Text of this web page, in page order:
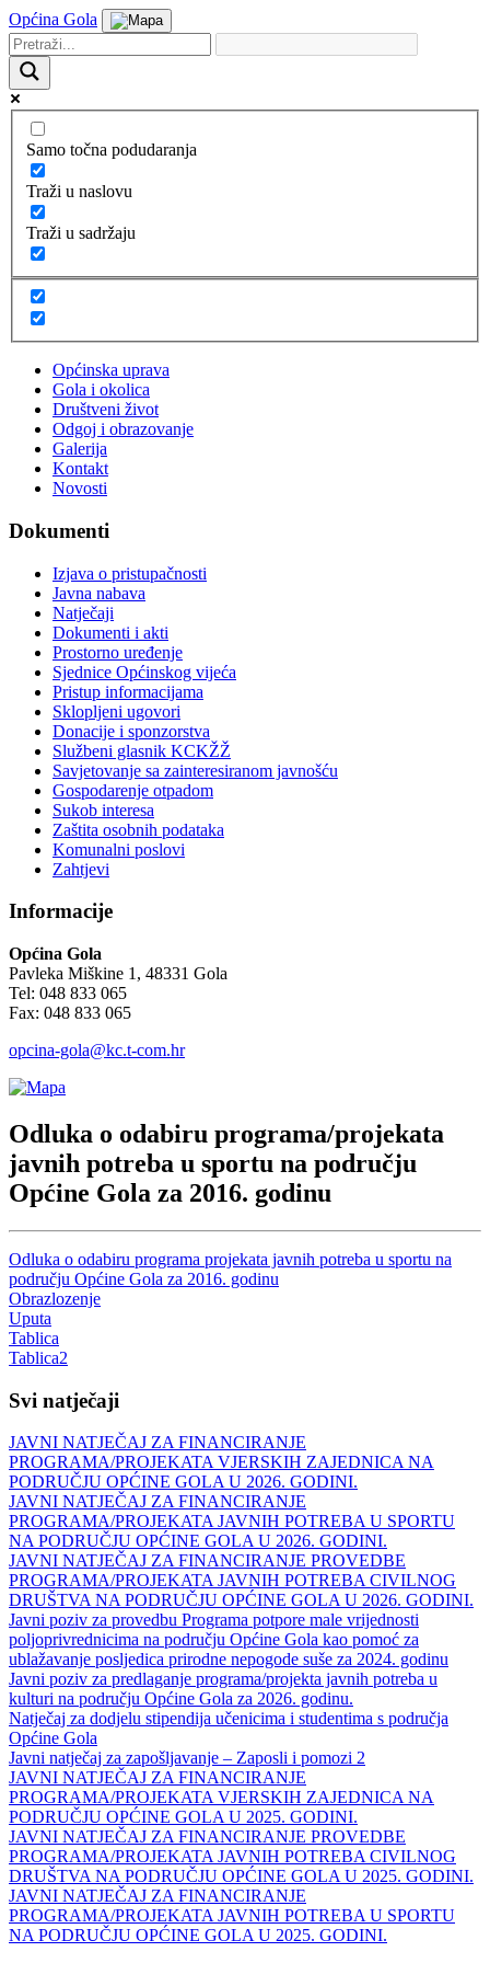
Općina Gola
Samo točna podudaranja
Traži u naslovu
Traži u sadržaju
Općinska uprava
Gola i okolica
Društveni život
Odgoj i obrazovanje
Galerija
Kontakt
Novosti
Dokumenti
Izjava o pristupačnosti
Javna nabava
Natječaji
Dokumenti i akti
Prostorno uređenje
Sjednice Općinskog vijeća
Pristup informacijama
Sklopljeni ugovori
Donacije i sponzorstva
Službeni glasnik KCKŽŽ
Savjetovanje sa zainteresiranom javnošću
Gospodarenje otpadom
Sukob interesa
Zaštita osobnih podataka
Komunalni poslovi
Zahtjevi
Informacije
Općina Gola
Pavleka Miškine 1, 48331 Gola
Tel: 048 833 065
Fax: 048 833 065
opcina-gola@kc.t-com.hr
Odluka o odabiru programa/projekata
javnih potreba u sportu na području
Općine Gola za 2016. godinu
Odluka o odabiru programa projekata javnih potreba u sportu na
području Općine Gola za 2016. godinu
Obrazlozenje
Uputa
Tablica
Tablica2
Svi natječaji
JAVNI NATJEČAJ ZA FINANCIRANJE
PROGRAMA/PROJEKATA VJERSKIH ZAJEDNICA NA
PODRUČJU OPĆINE GOLA U 2026. GODINI.
JAVNI NATJEČAJ ZA FINANCIRANJE
PROGRAMA/PROJEKATA JAVNIH POTREBA U SPORTU
NA PODRUČJU OPĆINE GOLA U 2026. GODINI.
JAVNI NATJEČAJ ZA FINANCIRANJE PROVEDBE
PROGRAMA/PROJEKATA JAVNIH POTREBA CIVILNOG
DRUŠTVA NA PODRUČJU OPĆINE GOLA U 2026. GODINI.
Javni poziv za provedbu Programa potpore male vrijednosti
poljoprivrednicima na području Općine Gola kao pomoć za
ublažavanje posljedica prirodne nepogode suše za 2024. godinu
Javni poziv za predlaganje programa/projekta javnih potreba u
kulturi na području Općine Gola za 2026. godinu.
Natječaj za dodjelu stipendija učenicima i studentima s područja
Općine Gola
Javni natječaj za zapošljavanje – Zaposli i pomozi 2
JAVNI NATJEČAJ ZA FINANCIRANJE
PROGRAMA/PROJEKATA VJERSKIH ZAJEDNICA NA
PODRUČJU OPĆINE GOLA U 2025. GODINI.
JAVNI NATJEČAJ ZA FINANCIRANJE PROVEDBE
PROGRAMA/PROJEKATA JAVNIH POTREBA CIVILNOG
DRUŠTVA NA PODRUČJU OPĆINE GOLA U 2025. GODINI.
JAVNI NATJEČAJ ZA FINANCIRANJE
PROGRAMA/PROJEKATA JAVNIH POTREBA U SPORTU
NA PODRUČJU OPĆINE GOLA U 2025. GODINI.